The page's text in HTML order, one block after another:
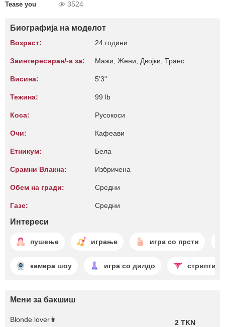
Tease you 3524
Биографија на моделот
Возраст: 24 години
Заинтересиран/-а за: Мажи, Жени, Двојки, Транс
Висина: 5'3"
Тежина: 99 lb
Коса: Русокоси
Очи: Кафеави
Етникум: Бела
Срамни Влакна: Избричена
Обем на гради: Средни
Газе: Средни
Интереси
пушење играње игра со прсти
камера шоу игра со дилдо стриптиз
Мени за бакшиш
Blonde lover👩 2 TKN